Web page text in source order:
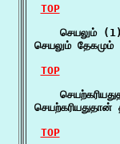
TOP
செயலும்
செயலும்
TOP
TOP